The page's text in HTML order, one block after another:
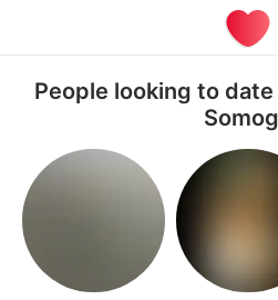
People looking to date